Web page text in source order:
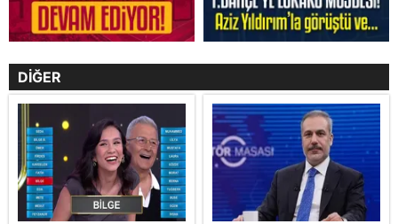
DİĞER